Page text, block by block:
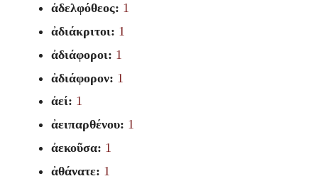
ἀδελφόθεος: 1
ἀδιάκριτοι: 1
ἀδιάφοροι: 1
ἀδιάφορον: 1
ἀεί: 1
ἀειπαρθένου: 1
ἀεκοῦσα: 1
ἀθάνατε: 1